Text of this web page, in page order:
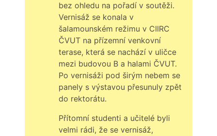
bez ohledu na pořadí v soutěži.
Vernisáž se konala v
šalamounském režimu v CIIRC
ČVUT na přízemní venkovní
terase, která se nachází v uličce
mezi budovou B a halami ČVUT.
Po vernisáži pod širým nebem se
panely s výstavou přesunuly zpět
do rektorátu.
Přítomní studenti a učitelé byli
velmi rádi, že se vernisáž,